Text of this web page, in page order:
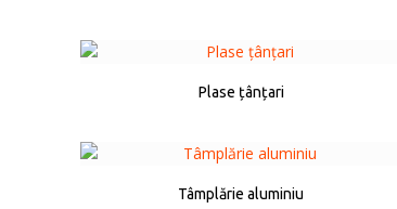
Plase țânțari
Tâmplărie aluminiu